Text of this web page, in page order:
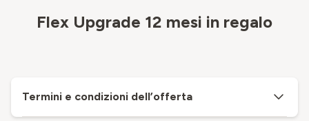
Flex Upgrade 12 mesi in regalo
Termini e condizioni dell’offerta